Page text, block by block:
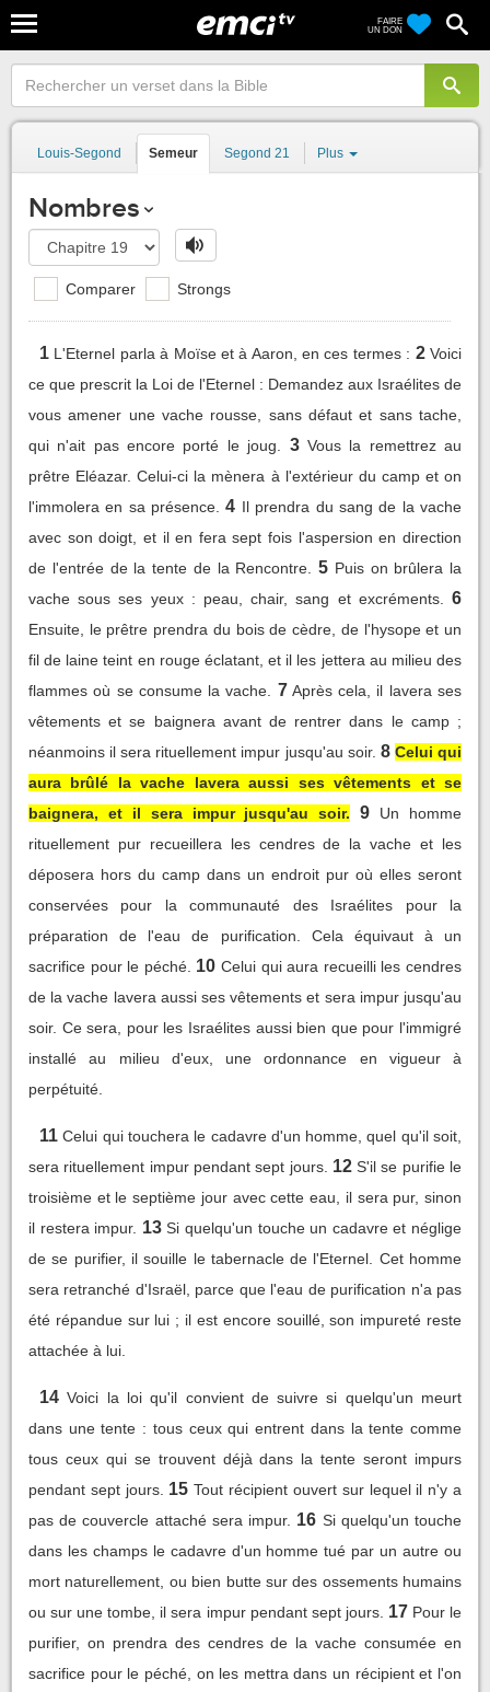
FAIRE
UN DON
Louis-Segond Semeur Segond 21 Plus
Nombres
Comparer Strongs
1 L'Eternel parla à Moïse et à Aaron, en ces termes : 2 Voici
ce que prescrit la Loi de l'Eternel : Demandez aux Israélites de
vous amener une vache rousse, sans défaut et sans tache,
qui n'ait pas encore porté le joug.
3 Vous la remettrez au
prêtre Eléazar. Celui-ci la mènera à l'extérieur du camp et on
l'immolera en sa présence. 4 Il prendra du sang de la vache
avec son doigt, et il en fera sept fois l'aspersion en direction
de l'entrée de la tente de la Rencontre.
5 Puis on brûlera la
vache sous ses yeux : peau, chair, sang et excréments.
6
Ensuite, le prêtre prendra du bois de cèdre, de l'hysope et un
fil de laine teint en rouge éclatant, et il les jettera au milieu des
flammes où se consume la vache.
7 Après cela, il lavera ses
vêtements et se baignera avant de rentrer dans le camp ;
néanmoins il sera rituellement impur jusqu'au soir. 8 Celui qui
aura brûlé la vache lavera aussi ses vêtements et se
baignera, et il sera impur jusqu'au soir.
9
Un homme
rituellement pur recueillera les cendres de la vache et les
déposera hors du camp dans un endroit pur où elles seront
conservées pour la communauté des Israélites pour la
préparation de l'eau de purification. Cela équivaut à un
sacrifice pour le péché. 10 Celui qui aura recueilli les cendres
de la vache lavera aussi ses vêtements et sera impur jusqu'au
soir. Ce sera, pour les Israélites aussi bien que pour l'immigré
installé au milieu d'eux, une ordonnance en vigueur à
perpétuité.
11 Celui qui touchera le cadavre d'un homme, quel qu'il soit,
sera rituellement impur pendant sept jours. 12 S'il se purifie le
troisième et le septième jour avec cette eau, il sera pur, sinon
il restera impur. 13 Si quelqu'un touche un cadavre et néglige
de se purifier, il souille le tabernacle de l'Eternel. Cet homme
sera retranché d'Israël, parce que l'eau de purification n'a pas
été répandue sur lui ; il est encore souillé, son impureté reste
attachée à lui.
14 Voici la loi qu'il convient de suivre si quelqu'un meurt
dans une tente : tous ceux qui entrent dans la tente comme
tous ceux qui se trouvent déjà dans la tente seront impurs
pendant sept jours. 15 Tout récipient ouvert sur lequel il n'y a
pas de couvercle attaché sera impur. 16 Si quelqu'un touche
dans les champs le cadavre d'un homme tué par un autre ou
mort naturellement, ou bien butte sur des ossements humains
ou sur une tombe, il sera impur pendant sept jours. 17 Pour le
purifier, on prendra des cendres de la vache consumée en
sacrifice pour le péché, on les mettra dans un récipient et l'on